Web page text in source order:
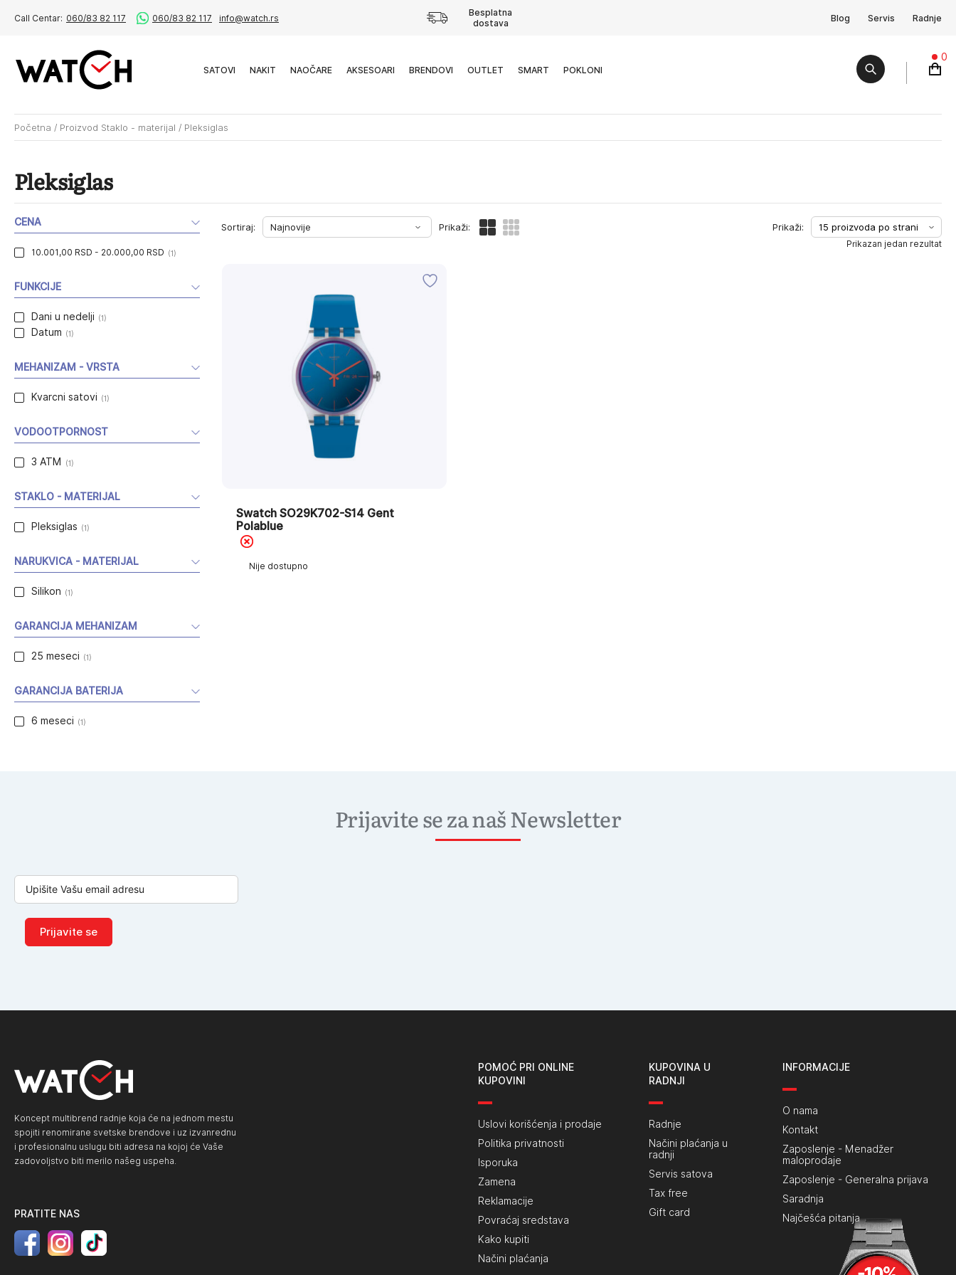
Call Centar: 060/83 82 117 060/83 82 117 info@watch.rs
Besplatna
dostava
Blog Servis Radnje
SATOVI NAKIT NAOČARE AKSESOARI BRENDOVI OUTLET SMART POKLONI
0
Početna / Proizvod Staklo - materijal / Pleksiglas
Pleksiglas
Sortiraj: Prikaži:
Prikazan jedan rezultat
Nije dostupno
Swatch SO29K702-S14 Gent
Polablue
CENA
10.001,00 RSD - 20.000,00 RSD (1)
FUNKCIJE
Dani u nedelji (1)
Datum (1)
MEHANIZAM - VRSTA
Kvarcni satovi (1)
VODOOTPORNOST
3 ATM (1)
STAKLO - MATERIJAL
Pleksiglas (1)
NARUKVICA - MATERIJAL
Silikon (1)
GARANCIJA MEHANIZAM
25 meseci (1)
GARANCIJA BATERIJA
6 meseci (1)
Prijavite se za naš Newsletter
Prijavite se
Koncept multibrend radnje koja će na jednom mestu
spojiti renomirane svetske brendove i uz izvanrednu
i profesionalnu uslugu biti adresa na kojoj će Vaše
zadovoljstvo biti merilo našeg uspeha.
PRATITE NAS
POMOĆ PRI ONLINE
KUPOVINI
Uslovi korišćenja i prodaje
Politika privatnosti
Isporuka
Zamena
Reklamacije
Povraćaj sredstava
Kako kupiti
Načini plaćanja
KUPOVINA U
RADNJI
Radnje
Načini plaćanja u
radnji
Servis satova
Tax free
Gift card
INFORMACIJE
O nama
Kontakt
Zaposlenje - Menadžer
maloprodaje
Zaposlenje - Generalna prijava
Saradnja
Najčešća pitanja